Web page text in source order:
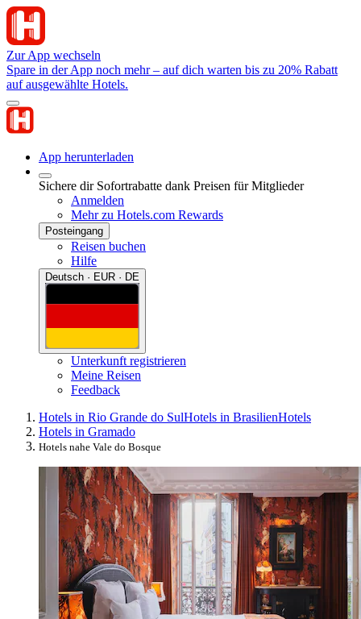
Zur App wechseln
Spare in der App noch mehr – auf dich warten bis zu 20% Rabatt
auf ausgewählte Hotels.
App herunterladen
Sichere dir Sofortrabatte dank Preisen für Mitglieder
Anmelden
Mehr zu Hotels.com Rewards
Posteingang
Reisen buchen
Hilfe
Deutsch · EUR · DE
Unterkunft registrieren
Meine Reisen
Feedback
Hotels in Rio Grande do SulHotels in BrasilienHotels
Hotels in Gramado
Hotels nahe Vale do Bosque